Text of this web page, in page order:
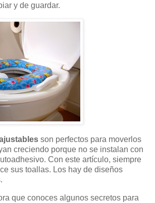
y de guardar.
son perfectos para moverlos
creciendo porque no se instalan con
Con este artículo, siempre
sus toallas. Los hay de diseños
que conoces algunos secretos para